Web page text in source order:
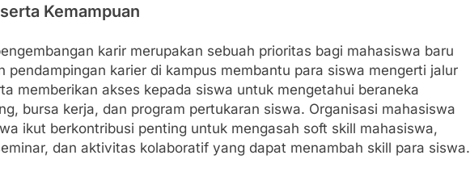
Kemampuan
karir merupakan sebuah prioritas bagi mahasiswa baru
pendampingan karier di kampus membantu para siswa mengerti jalur
memberikan akses kepada siswa untuk mengetahui beraneka
bursa kerja, dan program pertukaran siswa. Organisasi mahasiswa
ikut berkontribusi penting untuk mengasah soft skill mahasiswa,
dan aktivitas kolaboratif yang dapat menambah skill para siswa.